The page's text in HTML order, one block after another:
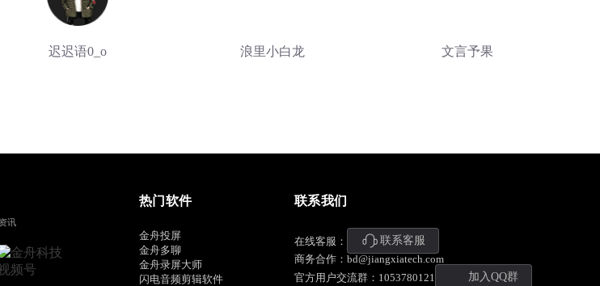
迟迟语0_o 浪里小白龙 文言予果
讯
热门软件
金舟投屏
金舟多聊
金舟录屏大师
闪电音频剪辑软件
联系我们
在线客服：
联系客服
商务合作：bd@jiangxiatech.com
官方用户交流群：1053780121
加入QQ群